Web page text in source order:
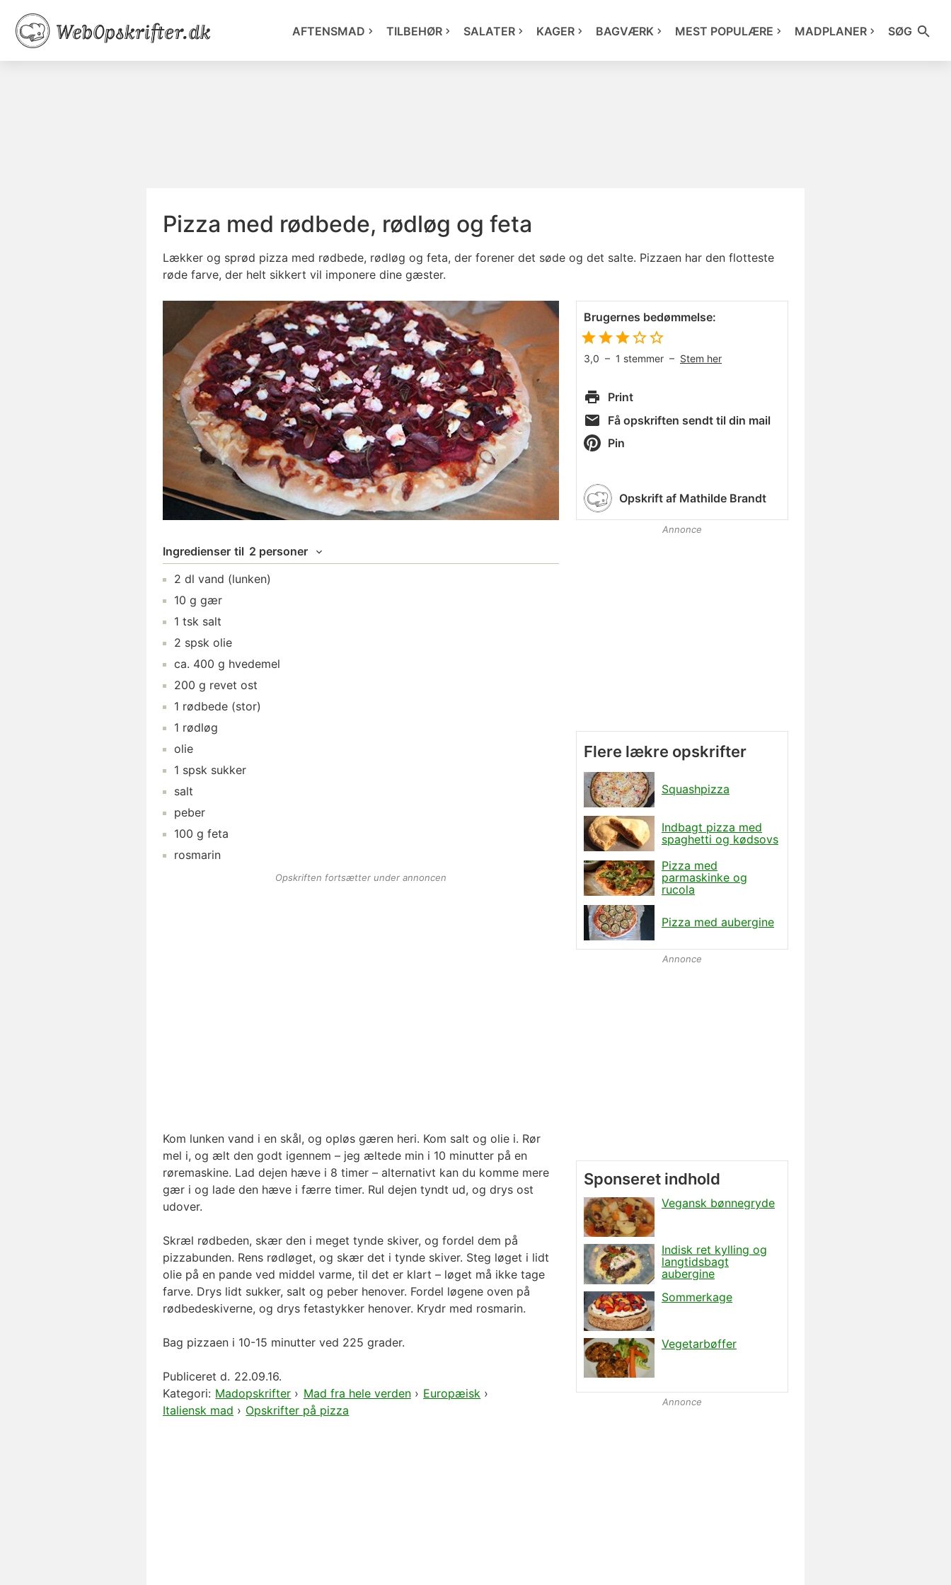
AFTENSMAD TILBEHØR SALATER KAGER BAGVÆRK MEST POPULÆRE MADPLANER SØG
Pizza med rødbede, rødløg og feta
Lækker og sprød pizza med rødbede, rødløg og feta, der forener det søde og det salte. Pizzaen har den flotteste
røde farve, der helt sikkert vil imponere dine gæster.
Ingredienser til 2 personer
2 dl vand (lunken)
10 g gær
1 tsk salt
2 spsk olie
ca. 400 g hvedemel
200 g revet ost
1 rødbede (stor)
1 rødløg
olie
1 spsk sukker
salt
peber
100 g feta
rosmarin
Opskriften fortsætter under annoncen
Kom lunken vand i en skål, og opløs gæren heri. Kom salt og olie i. Rør
mel i, og ælt den godt igennem – jeg æltede min i 10 minutter på en
røremaskine. Lad dejen hæve i 8 timer – alternativt kan du komme mere
gær i og lade den hæve i færre timer. Rul dejen tyndt ud, og drys ost
udover.
Skræl rødbeden, skær den i meget tynde skiver, og fordel dem på
pizzabunden. Rens rødløget, og skær det i tynde skiver. Steg løget i lidt
olie på en pande ved middel varme, til det er klart – løget må ikke tage
farve. Drys lidt sukker, salt og peber henover. Fordel løgene oven på
rødbedeskiverne, og drys fetastykker henover. Krydr med rosmarin.
Bag pizzaen i 10-15 minutter ved 225 grader.
Publiceret d. 22.09.16.
Kategori: Madopskrifter › Mad fra hele verden› Europæisk ›
Italiensk mad › Opskrifter på pizza
Brugernes bedømmelse:
3,0 – 1 stemmer – Stem her
Print
Få opskriften sendt til din mail
Pin
Opskrift af Mathilde Brandt
Annonce
Flere lækre opskrifter
Squashpizza
Indbagt pizza med
spaghetti og kødsovs
Pizza med
parmaskinke og
rucola
Pizza med aubergine
Annonce
Annonce